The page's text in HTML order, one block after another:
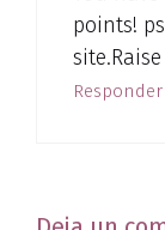
points!
Responder